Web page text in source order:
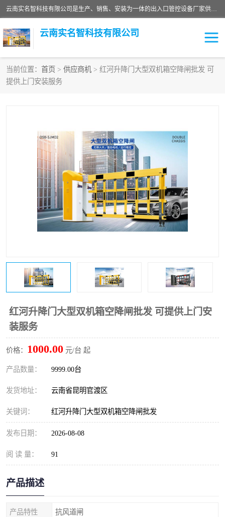
云南实名智科技有限公司是生产、销售、安装为一体的出入口管控设备厂家供应商。主营:电动伸缩门、道闸、广告道闸、重型空降闸、车牌识别、门禁通道、升降柱、岗亭、旗杆等智能设备。主营产品: 电动伸缩门,道闸门禁,车牌识别 生产、销售、安装为一体的出入口管控设备厂家源头供应商。
云南实名智科技有限公司
当前位置： 首页 > 供应商机 > 红河升降门大型双机箱空降闸批发 可
提供上门安装服务
红河升降门大型双机箱空降闸批发 可提供上门安
装服务
价格： 1000.00 元/台 起
产品数量： 9999.00台
发货地址： 云南省昆明官渡区
关键词： 红河升降门大型双机箱空降闸批发
发布日期： 2026-08-08
阅 读 量： 91
产品描述
产品特性 抗风道闸
车牌识别门系列
升降门系列 通道闸系列
小门系列 伸缩门